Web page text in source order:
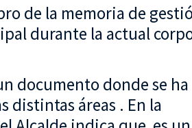
de la memoria de
durante la actual
documento donde se ha
distintas áreas . En la